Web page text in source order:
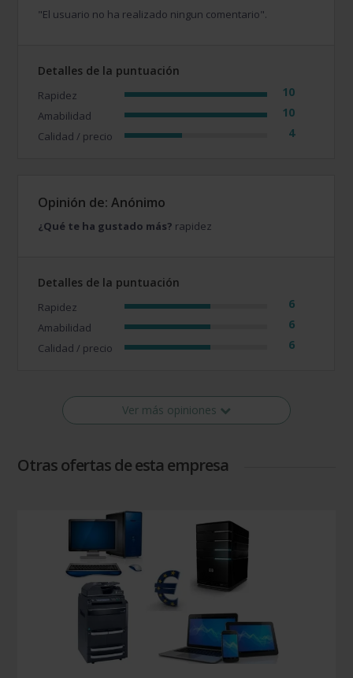
"El usuario no ha realizado ningun comentario".
Detalles de la puntuación
Rapidez 10
Amabilidad 10
Calidad / precio 4
Opinión de: Anónimo
¿Qué te ha gustado más? rapidez
Detalles de la puntuación
Rapidez 6
Amabilidad 6
Calidad / precio 6
Ver más opiniones
Otras ofertas de esta empresa